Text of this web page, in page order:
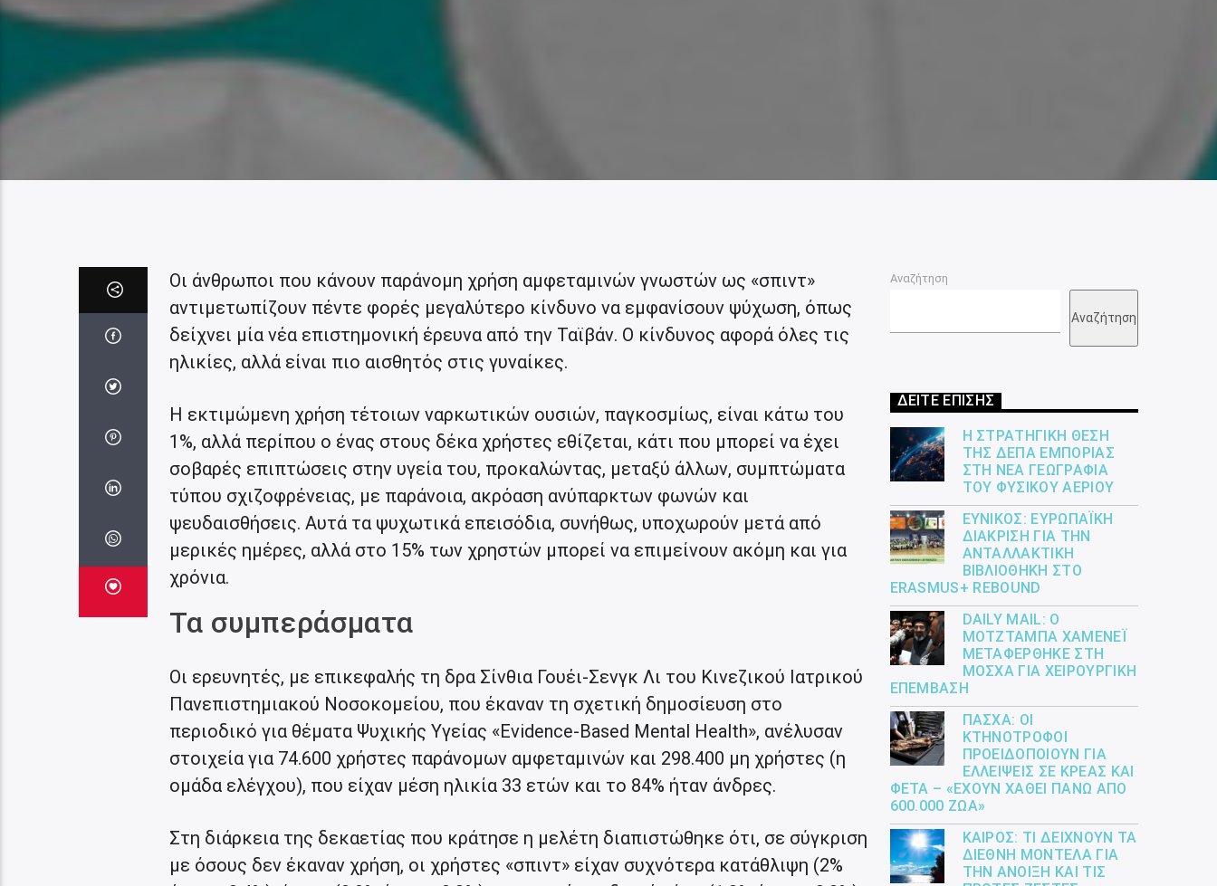
Οι άνθρωποι που κάνουν παράνομη χρήση αμφεταμινών γνωστών ως «σπιντ»
αντιμετωπίζουν πέντε φορές μεγαλύτερο κίνδυνο να εμφανίσουν ψύχωση, όπως
δείχνει μία νέα επιστημονική έρευνα από την Ταϊβάν. Ο κίνδυνος αφορά όλες τις
ηλικίες, αλλά είναι πιο αισθητός στις γυναίκες.
Η εκτιμώμενη χρήση τέτοιων ναρκωτικών ουσιών, παγκοσμίως, είναι κάτω του
1%, αλλά περίπου ο ένας στους δέκα χρήστες εθίζεται, κάτι που μπορεί να έχει
σοβαρές επιπτώσεις στην υγεία του, προκαλώντας, μεταξύ άλλων, συμπτώματα
τύπου σχιζοφρένειας, με παράνοια, ακρόαση ανύπαρκτων φωνών και
ψευδαισθήσεις. Αυτά τα ψυχωτικά επεισόδια, συνήθως, υποχωρούν μετά από
μερικές ημέρες, αλλά στο 15% των χρηστών μπορεί να επιμείνουν ακόμη και για
χρόνια.
Τα συμπεράσματα
Οι ερευνητές, με επικεφαλής τη δρα Σίνθια Γουέι-Σενγκ Λι του Κινεζικού Ιατρικού
Πανεπιστημιακού Νοσοκομείου, που έκαναν τη σχετική δημοσίευση στο
περιοδικό για θέματα Ψυχικής Υγείας «Evidence-Based Mental Health», ανέλυσαν
στοιχεία για 74.600 χρήστες παράνομων αμφεταμινών και 298.400 μη χρήστες (η
ομάδα ελέγχου), που είχαν μέση ηλικία 33 ετών και το 84% ήταν άνδρες.
Στη διάρκεια της δεκαετίας που κράτησε η μελέτη διαπιστώθηκε ότι, σε σύγκριση
με όσους δεν έκαναν χρήση, οι χρήστες «σπιντ» είχαν συχνότερα κατάθλιψη (2%
Αναζήτηση
Αναζήτηση
ΔΕΙΤΕ ΕΠΙΣΗΣ
Η ΣΤΡΑΤΗΓΙΚΉ ΘΈΣΗ
ΤΗΣ ΔΕΠΑ ΕΜΠΟΡΊΑΣ
ΣΤΗ ΝΈΑ ΓΕΩΓΡΑΦΊΑ
ΤΟΥ ΦΥΣΙΚΟΎ ΑΕΡΊΟΥ
ΕΎΝΙΚΟΣ: ΕΥΡΩΠΑΪΚΉ
ΔΙΆΚΡΙΣΗ ΓΙΑ ΤΗΝ
ΑΝΤΑΛΛΑΚΤΙΚΉ
ΒΙΒΛΙΟΘΉΚΗ ΣΤΟ
ERASMUS+ REBOUND
DAILY MAIL: Ο
ΜΟΤΖΤΆΜΠΑ ΧΑΜΕΝΕΪ́
ΜΕΤΑΦΈΡΘΗΚΕ ΣΤΗ
ΜΌΣΧΑ ΓΙΑ ΧΕΙΡΟΥΡΓΙΚΉ
ΕΠΈΜΒΑΣΗ
ΠΆΣΧΑ: ΟΙ
ΚΤΗΝΟΤΡΌΦΟΙ
ΠΡΟΕΙΔΟΠΟΙΟΎΝ ΓΙΑ
ΕΛΛΕΊΨΕΙΣ ΣΕ ΚΡΈΑΣ ΚΑΙ
ΦΈΤΑ – «ΈΧΟΥΝ ΧΑΘΕΊ ΠΆΝΩ ΑΠΌ
600.000 ΖΏΑ»
ΚΑΙΡΌΣ: ΤΙ ΔΕΊΧΝΟΥΝ ΤΑ
ΔΙΕΘΝΉ ΜΟΝΤΈΛΑ ΓΙΑ
ΤΗΝ ΆΝΟΙΞΗ ΚΑΙ ΤΙΣ